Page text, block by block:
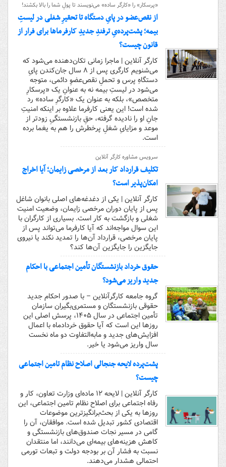
«پرسکار» را «کارگر ساده» می‌نویسند تا پولِ شما را بالا بکشند!
از نقص‌عضو در پایِ دستگاه تا تحقیرِ شغلی در لیستِ
بیمه؛ پشت‌پرده‌یِ ترفندِ جدیدِ کارفرماها برای فرار از
قانون چیست؟
کارگر آنلاین | ماجرا زمانی تکان‌دهنده می‌شود که
می‌شنویم کارگری پس از ۸ سال جان‌کندن پایِ
دستگاهِ پرس و تحملِ نقص‌عضوِ دائمی، متوجه
می‌شود در لیستِ بیمه نه به عنوانِ یک «پرسکارِ
متخصص»، بلکه به عنوان یک «کارگرِ ساده» رد
شده است! این یعنی کارفرما علاوه بر اینکه امنیتِ
جانِ او را نادیده گرفته، حقِ بازنشستگیِ زودتر از
موعد و مزایایِ شغلِ پرخطرش را هم به یغما برده
است.
سرویس مشاوره کارگر آنلاین
تکلیف قرارداد کار بعد از مرخصی زایمان؛ آیا اخراج
امکان‌پذیر است؟
کارگر آنلاین | یکی از دغدغه‌های اصلی بانوان شاغل
پس از پایان دوران مرخصی زایمان، وضعیت امنیت
شغلی و بازگشت به کار است. بسیاری از کارگران با
این سوال مواجه‌اند که آیا کارفرما می‌تواند پس از
پایان مرخصی، قرارداد آن‌ها را تمدید نکند یا نیروی
جایگزین را جایگزین آن‌ها کند؟
حقوق خرداد بازنشستگان تأمین اجتماعی با احکام
جدید واریز می‌شود؟
گروه جامعه کارگرآنلاین – با صدور احکام جدید
حقوقی بازنشستگان و مستمری‌بگیران سازمان
تأمین اجتماعی در سال ۱۴۰۵، پرسش اصلی این
روزها این است که آیا حقوق خردادماه با اعمال
افزایش‌های جدید و مابه‌التفاوت دو ماه نخست
سال واریز می‌شود یا خیر.
پشت‌پرده لایحه جنجالی اصلاح نظام تامین اجتماعی
چیست؟
کارگر آنلاین | لایحه ۱۲ ماده‌ای وزارت تعاون، کار و
رفاه اجتماعی برای اصلاح نظام تامین اجتماعی، این
روزها به یکی از بحث‌برانگیزترین موضوعات
اقتصادی کشور تبدیل شده است. موافقان، آن را
گامی در مسیر نجات صندوق‌های بازنشستگی و
کاهش هزینه‌های بیمه‌ای می‌دانند، اما منتقدان
نسبت به فشار آن بر بودجه دولت و تبعات تورمی
احتمالی هشدار می‌دهند.